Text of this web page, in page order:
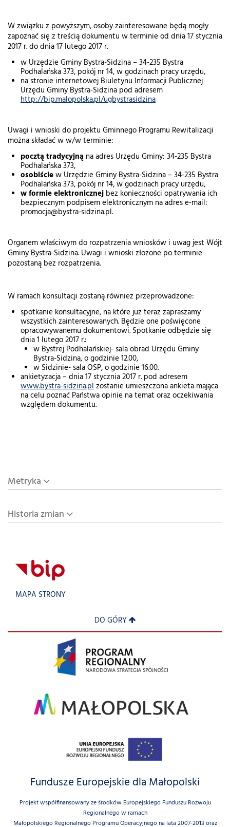
W związku z powyższym, osoby zainteresowane będą mogły
zapoznać się z treścią dokumentu w terminie od dnia 17 stycznia
2017 r. do dnia 17 lutego 2017 r.
w Urzędzie Gminy Bystra-Sidzina – 34-235 Bystra
Podhalańska 373, pokój nr 14, w godzinach pracy urzędu,
na stronie internetowej Biuletynu Informacji Publicznej
Urzędu Gminy Bystra-Sidzina pod adresem
http://bip.malopolska.pl/ugbystrasidzina
Uwagi i wnioski do projektu Gminnego Programu Rewitalizacji
można składać w w/w terminie:
pocztą tradycyjną na adres Urzędu Gminy: 34-235 Bystra
Podhalańska 373,
osobiściew Urzędzie Gminy Bystra-Sidzina – 34-235 Bystra
Podhalańska 373, pokój nr 14, w godzinach pracy urzędu,
w formie elektronicznej bez konieczności opatrywania ich
bezpiecznym podpisem elektronicznym na adres e-mail:
promocja@bystra-sidzina.pl.
Organem właściwym do rozpatrzenia wniosków i uwag jest Wójt
Gminy Bystra-Sidzina. Uwagi i wnioski złożone po terminie
pozostaną bez rozpatrzenia.
W ramach konsultacji zostaną również przeprowadzone:
spotkanie konsultacyjne, na które już teraz zapraszamy
wszystkich zainteresowanych. Będzie one poświęcone
opracowywanemu dokumentowi. Spotkanie odbędzie się
dnia 1 lutego 2017 r.:
w Bystrej Podhalańskiej- sala obrad Urzędu Gminy
Bystra-Sidzina, o godzinie 12.00,
w Sidzinie- sala OSP, o godzinie 16.00.
ankietyzacja – dnia 17 stycznia 2017 r. pod adresem
www.bystra-sidzina.plzostanie umieszczona ankieta mająca
na celu poznać Państwa opinie na temat oraz oczekiwania
względem dokumentu.
Metryka
Historia zmian
MAPA STRONY
DO GÓRY
Fundusze Europejskie dla Małopolski
Projekt współfinansowany ze środków Europejskiego Funduszu Rozwoju
Regionalnego w ramach
Małopolskiego Regionalnego Programu Operacyjnego na lata 2007-2013 oraz